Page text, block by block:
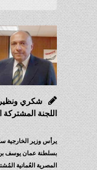
شكري ونظيره
اللجنة المشتركة
يرأس وزير الخارجية
بسلطنة عمان يوسف بن
المصرية العُمانية